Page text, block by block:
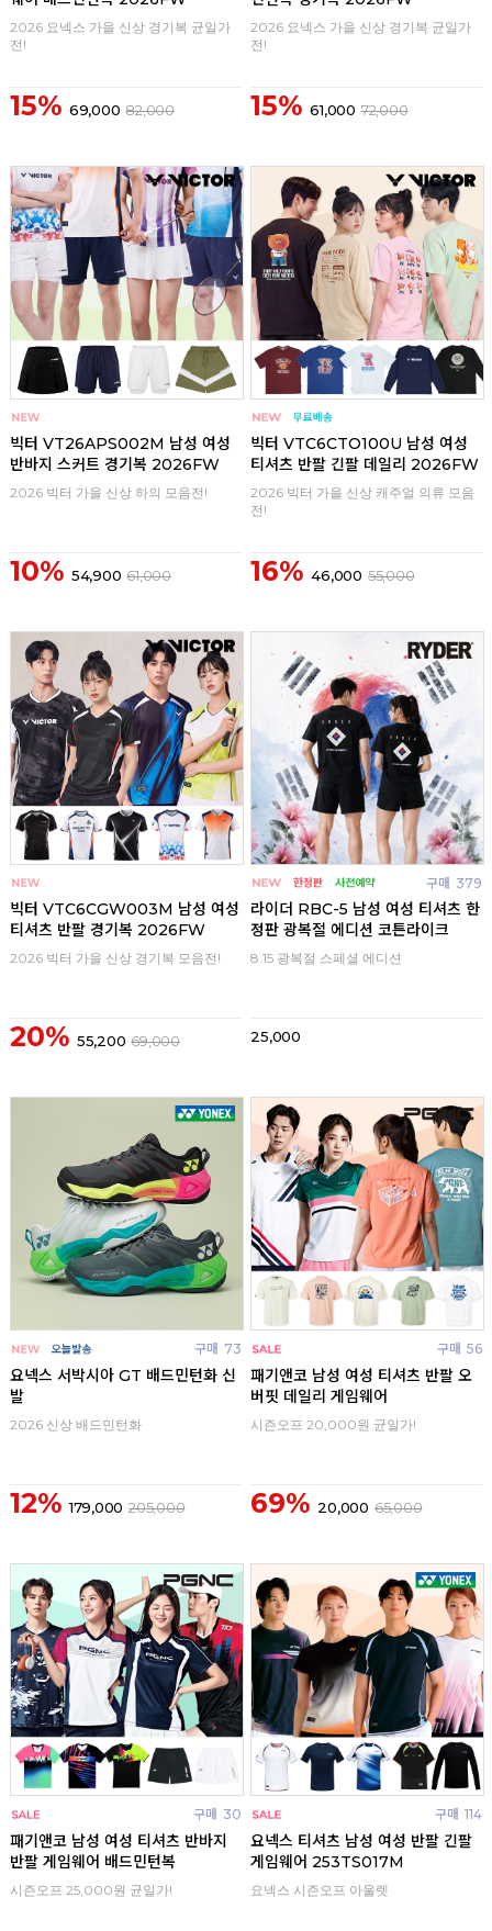
2026 요넥스 가을 신상 경기복 균일가
전!
15% 69,000 82,000
2026 요넥스 가을 신상 경기복 균일가
전!
15% 61,000 72,000
빅터 VT26APS002M 남성 여성
반바지 스커트 경기복 2026FW
2026 빅터 가을 신상 하의 모음전!
10% 54,900 61,000
빅터 VTC6CTO100U 남성 여성
티셔츠 반팔 긴팔 데일리 2026FW
2026 빅터 가을 신상 캐주얼 의류 모음
전!
16% 46,000 55,000
빅터 VTC6CGW003M 남성 여성
티셔츠 반팔 경기복 2026FW
2026 빅터 가을 신상 경기복 모음전!
20% 55,200 69,000
구매 379
라이더 RBC-5 남성 여성 티셔츠 한
정판 광복절 에디션 코튼라이크
8.15 광복절 스페셜 에디션
25,000
구매 73
요넥스 서박시아 GT 배드민턴화 신
발
2026 신상 배드민턴화
12% 179,000 205,000
구매 56
패기앤코 남성 여성 티셔츠 반팔 오
버핏 데일리 게임웨어
시즌오프 20,000원 균일가!
69% 20,000 65,000
구매 30
패기앤코 남성 여성 티셔츠 반바지
반팔 게임웨어 배드민턴복
시즌오프 25,000원 균일가!
구매 114
요넥스 티셔츠 남성 여성 반팔 긴팔
게임웨어 253TS017M
요넥스 시즌오프 아울렛